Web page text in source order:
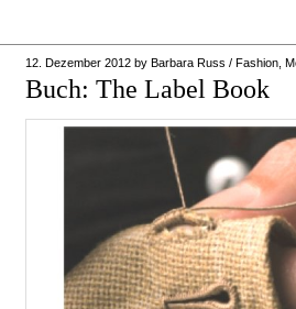
12. Dezember 2012 by Barbara Russ / Fashion
Buch: The Label Book